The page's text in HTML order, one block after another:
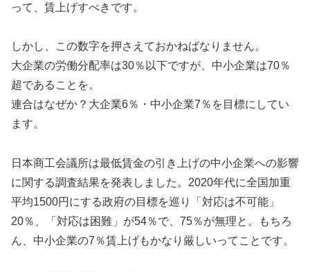
って、賃上げすべきです。
しかし、この数字を押さえておかねばなりません。
大企業の労働分配率は30％以下ですが、中小企業は70％
超であることを。
連合はなぜか？大企業6％・中小企業7％を目標にしてい
ます。
日本商工会議所は最低賃金の引き上げの中小企業への影響
に関する調査結果を発表しました。2020年代に全国加重
平均1500円にする政府の目標を巡り「対応は不可能」
20％、「対応は困難」が54％で、75％が無理と。もちろ
ん、中小企業の7％賃上げもかなり厳しいってことです。